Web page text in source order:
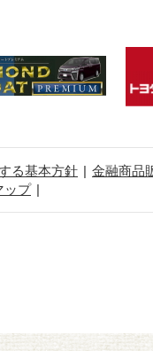
る基本方針
金融商品
ップ